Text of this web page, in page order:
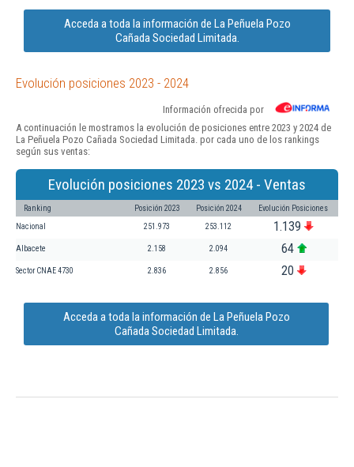
Acceda a toda la información de La Peñuela Pozo
Cañada Sociedad Limitada.
Evolución posiciones 2023 - 2024
Información ofrecida por
A continuación le mostramos la evolución de posiciones entre 2023 y 2024 de
La Peñuela Pozo Cañada Sociedad Limitada. por cada uno de los rankings
según sus ventas:
Evolución posiciones 2023 vs 2024 - Ventas
Ranking Posición 2023 Posición 2024 Evolución Posiciones
Nacional 251.973 253.112 1.139
Albacete 2.158 2.094 64
Sector CNAE 4730 2.836 2.856 20
Acceda a toda la información de La Peñuela Pozo
Cañada Sociedad Limitada.